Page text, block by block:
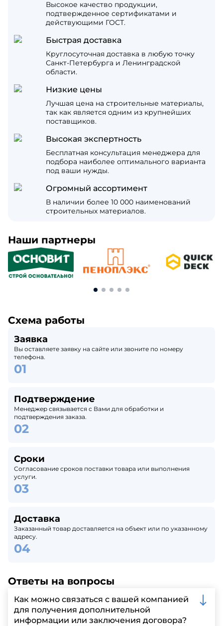
Высокое качество продукции,
подтвержденное сертификатами и
действующими ГОСТ.
Быстрая доставка
Круглосуточная доставка в любую точку
Санкт-Петербурга и Ленинградской
области.
Низкие цены
Лучшая цена на строительные материалы,
так как является одним из крупнейших
поставщиков.
Высокая экспертность
Бесплатная консультация менеджера для
подбора наиболее оптимального варианта
под ваши нужды.
Огромный ассортимент
В наличии более 10 000 наименований
строительных материалов.
Наши партнеры
Схема работы
Заявка
Вы оставляете заявку на сайте или звоните по номеру
телефона.
Подтверждение
Менеджер связывается с Вами для обработки и
подтверждения заказа.
Сроки
Согласование сроков поставки товара или выполнения
услуги.
Доставка
Заказанный товар доставляется на объект или по указанному
адресу.
Ответы на вопросы
Как можно связаться с вашей компанией
для получения дополнительной
информации или заключения договора?